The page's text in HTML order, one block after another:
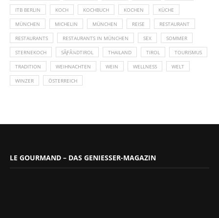
ITB BERLIN KOCH KOCHBUCH KOCHEN KÜCHE
MÜNCHEN MICHELIN MÜNCHEN REISE RESTAURANT
RESTAURANTS RESTAURANTS IN MÜNCHEN SEX SOMMER
STERNEKOCH SÃƑÂ¼DTIROL THAILAND TIROL TOURISMUS
TRADITION WEIHNACHTEN WEIN WELLNESS WELT
WINZER ÖSTERREICH
LE GOURMAND – DAS GENIESSER-MAGAZIN